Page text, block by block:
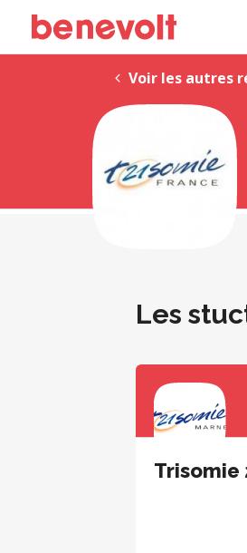
Voir les autres
Les
Trisomie